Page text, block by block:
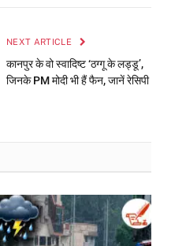
NEXT ARTICLE
कानपुर के वो स्वादिष्ट ‘ठग्गू के लड्डू’,
जिनके PM मोदी भी हैं फैन, जानें रेसिपी